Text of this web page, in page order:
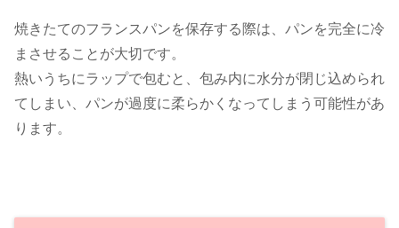
焼きたてのフランスパンを保存する際は、パンを完全に冷
まさせることが大切です。
熱いうちにラップで包むと、包み内に水分が閉じ込められ
てしまい、パンが過度に柔らかくなってしまう可能性があ
ります。